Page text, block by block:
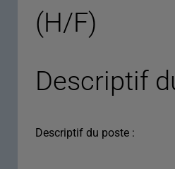
(H/F)
Descriptif
Descriptif du poste :